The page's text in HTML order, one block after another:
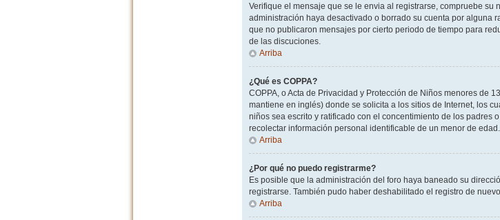
Verifique el mensaje que se le envia al registrarse, compruebe
administración haya desactivado o borrado su cuenta por alguna
que no publicaron mensajes por cierto periodo de tiempo para
de las discuciones.
Arriba
¿Qué es COPPA?
COPPA, o Acta de Privacidad y Protección de Niños menores de
mantiene en inglés) donde se solicita a los sitios de Internet, los
niños sea escrito y ratificado con el concentimiento de los
recolectar información personal identificable de un menor de edad.
Arriba
¿Por qué no puedo registrarme?
Es posible que la administración del foro haya baneado su
registrarse. También pudo haber deshabilitado el registro de
Arriba